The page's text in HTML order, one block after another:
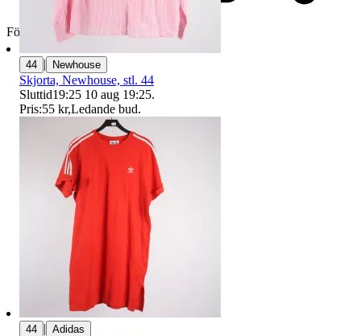
Företag
44 | Newhouse
Skjorta, Newhouse, stl. 44
Sluttid19:25 10 aug 19:25.
Pris:55 kr,Ledande bud.
44 | Adidas